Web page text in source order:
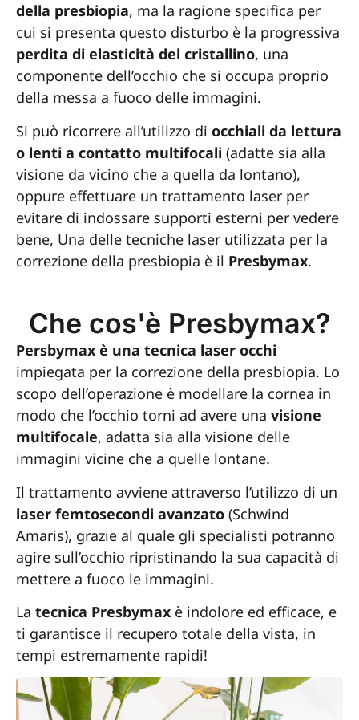
della presbiopia, ma la ragione specifica per
cui si presenta questo disturbo è la progressiva
perdita di elasticità del cristallino, una
componente dell’occhio che si occupa proprio
della messa a fuoco delle immagini.
Si può ricorrere all’utilizzo di occhiali da lettura
o lenti a contatto multifocali (adatte sia alla
visione da vicino che a quella da lontano),
oppure effettuare un trattamento laser per
evitare di indossare supporti esterni per vedere
bene, Una delle tecniche laser utilizzata per la
correzione della presbiopia è il Presbymax.
Che cos'è Presbymax?
Persbymax è una tecnica laser occhi
impiegata per la correzione della presbiopia. Lo
scopo dell’operazione è modellare la cornea in
modo che l’occhio torni ad avere una visione
multifocale, adatta sia alla visione delle
immagini vicine che a quelle lontane.
Il trattamento avviene attraverso l’utilizzo di un
laser femtosecondi avanzato (Schwind
Amaris), grazie al quale gli specialisti potranno
agire sull’occhio ripristinando la sua capacità di
mettere a fuoco le immagini.
La tecnica Presbymax è indolore ed efficace, e
ti garantisce il recupero totale della vista, in
tempi estremamente rapidi!